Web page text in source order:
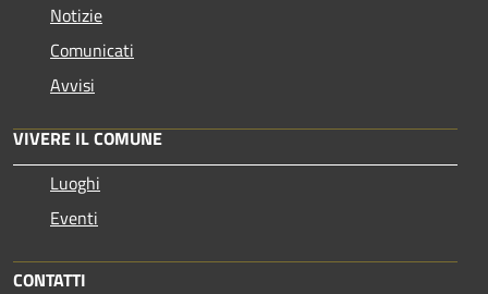
Notizie
Comunicati
Avvisi
VIVERE IL COMUNE
Luoghi
Eventi
CONTATTI